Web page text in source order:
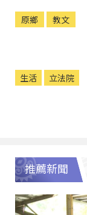
原鄉 教文
生活 立法院
推薦新聞